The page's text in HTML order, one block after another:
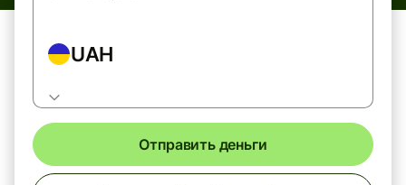
UAH
Отправить деньги